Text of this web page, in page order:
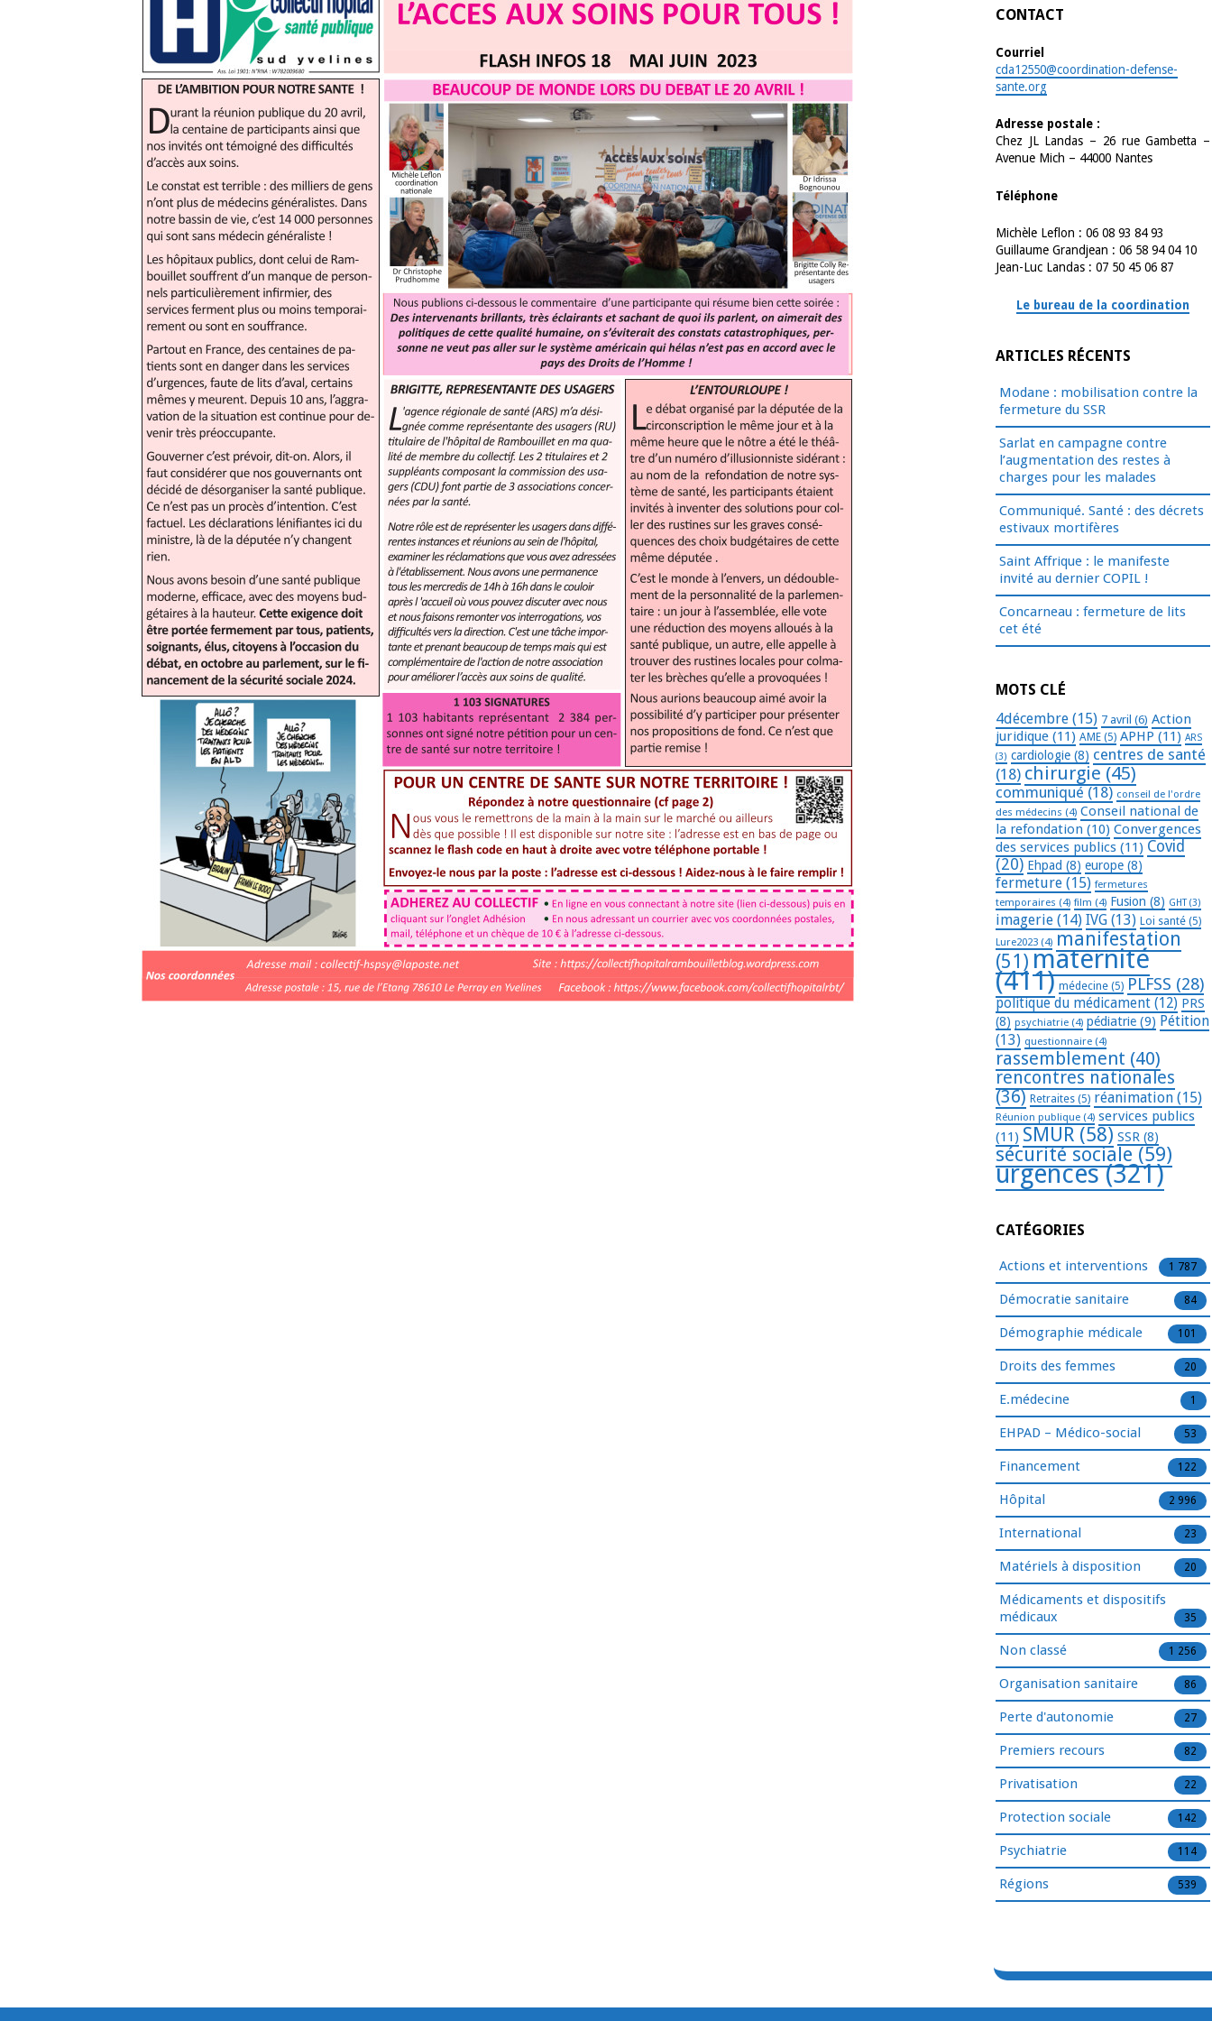
CONTACT
Courriel
cda12550@coordination-defense-
sante.org
Adresse postale :
Chez JL Landas – 26 rue Gambetta –
Avenue Mich – 44000 Nantes
Téléphone
Michèle Leflon : 06 08 93 84 93
Guillaume Grandjean : 06 58 94 04 10
Jean-Luc Landas : 07 50 45 06 87
Le bureau de la coordination
ARTICLES RÉCENTS
Modane : mobilisation contre la
fermeture du SSR
Sarlat en campagne contre
l’augmentation des restes à
charges pour les malades
Communiqué. Santé : des décrets
estivaux mortifères
Saint Affrique : le manifeste
invité au dernier COPIL !
Concarneau : fermeture de lits
cet été
MOTS CLÉ
4décembre (15) 7 avril (6) Action
juridique (11) AME (5) APHP (11) ARS
(3) cardiologie (8) centres de santé
(18) chirurgie (45)
communiqué (18) conseil de l'ordre
des médecins (4) Conseil national de
la refondation (10) Convergences
des services publics (11) Covid
(20) Ehpad (8) europe (8)
fermeture (15) fermetures
temporaires (4) film (4) Fusion (8) GHT(3)
imagerie (14) IVG (13) Loi santé (5)
Lure2023 (4) manifestation
(51) maternité
(411) médecine (5) PLFSS (28)
politique du médicament (12) PRS
(8) psychiatrie (4) pédiatrie (9) Pétition
(13) questionnaire (4)
rassemblement (40)
rencontres nationales
(36) Retraites (5) réanimation (15)
Réunion publique (4) services publics
(11) SMUR (58) SSR (8)
sécurité sociale (59)
urgences(321)
CATÉGORIES
Actions et interventions 1 787
Démocratie sanitaire 84
Démographie médicale 101
Droits des femmes 20
E.médecine 1
EHPAD – Médico-social 53
Financement 122
Hôpital 2 996
International 23
Matériels à disposition 20
Médicaments et dispositifs
médicaux
35
Non classé 1 256
Organisation sanitaire 86
Perte d'autonomie 27
Premiers recours 82
Privatisation 22
Protection sociale 142
Psychiatrie 114
Régions 539